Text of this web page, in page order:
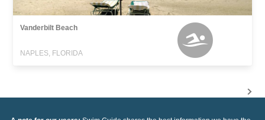
Vanderbilt Beach
NAPLES, FLORIDA